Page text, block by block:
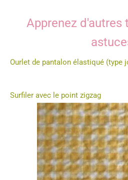
Apprenez d'autres
Ourlet de pantalon élastiqué (type
Surfiler avec le point zigzag